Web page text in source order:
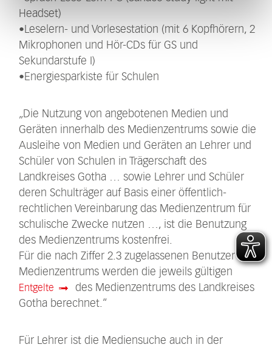
Headset)
•Leselern- und Vorlesestation (mit 6 Kopfhörern, 2
Mikrophonen und Hör-CDs für GS und
Sekundarstufe I)
•Energiesparkiste für Schulen
„Die Nutzung von angebotenen Medien und
Geräten innerhalb des Medienzentrums sowie die
Ausleihe von Medien und Geräten an Lehrer und
Schüler von Schulen in Trägerschaft des
Landkreises Gotha … sowie Lehrer und Schüler
deren Schulträger auf Basis einer öffentlich-
rechtlichen Vereinbarung das Medienzentrum für
schulische Zwecke nutzen …, ist die Benutzung
des Medienzentrums kostenfrei.
Für die nach Ziffer 2.3 zugelassenen Benutzer des
Medienzentrums werden die jeweils gültigen
Entgelte
des Medienzentrums des Landkreises
Gotha berechnet.“
Für Lehrer ist die Mediensuche auch in der